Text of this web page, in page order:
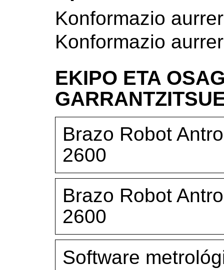
Konformazio
Konformazio
EKIPO ETA
Brazo Robot
2600
Brazo Robot
2600
Software